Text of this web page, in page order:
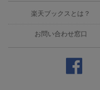
楽天ブックスとは？
お問い合わせ窓口